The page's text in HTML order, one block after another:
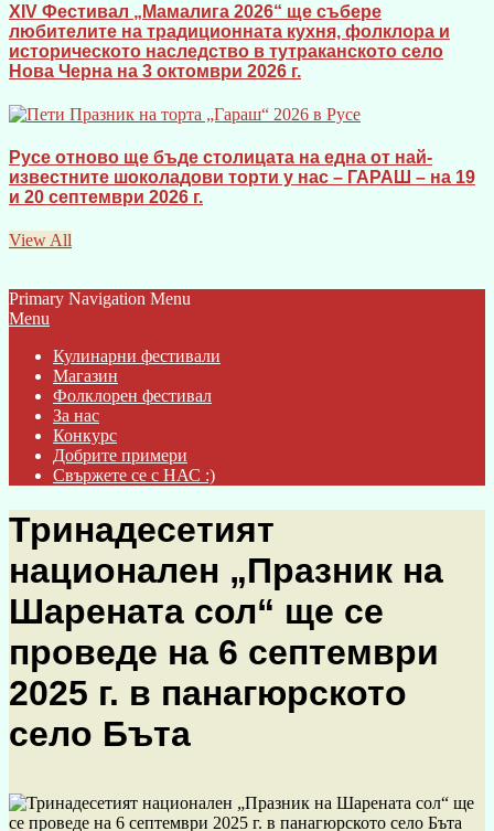
XIV Фестивал „Мамалига 2026“ ще събере
любителите на традиционната кухня, фолклора и
историческото наследство в тутраканското село
Нова Черна на 3 октомври 2026 г.
Русе отново ще бъде столицата на една от най-
известните шоколадови торти у нас – ГАРАШ – на 19
и 20 септември 2026 г.
View All
Primary Navigation Menu
Menu
Кулинарни фестивали
Магазин
Фолклорен фестивал
За нас
Конкурс
Добрите примери
Свържете се с НАС :)
Тринадесетият
национален „Празник на
Шарената сол“ ще се
проведе на 6 септември
2025 г. в панагюрското
село Бъта